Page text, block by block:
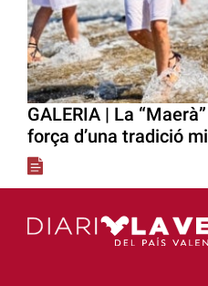
GALERIA | La
força d’una tradició